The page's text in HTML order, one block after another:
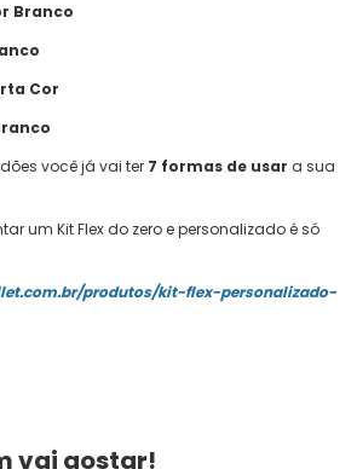
Branco
Cor
você já vai ter 7 formas de usar a sua
um Kit Flex do zero e personalizado é só
produtos/kit-flex-personalizado-
vai gostar!